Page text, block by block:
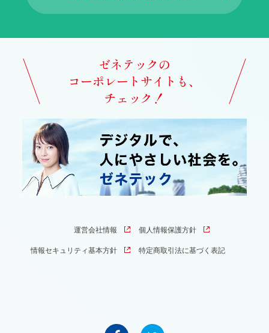
ゼネテックの
コーポレートサイトも、
チェック！
運営会社情報 個人情報保護方針
情報セキュリティ基本方針 特定商取引法に基づく表記